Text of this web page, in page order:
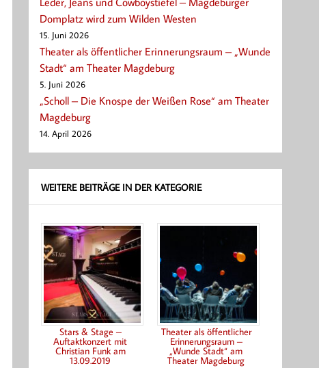
Domplatz wird zum Wilden Westen
15. Juni 2026
Theater als öffentlicher Erinnerungsraum – „Wunde
Stadt“ am Theater Magdeburg
5. Juni 2026
„Scholl – Die Knospe der Weißen Rose“ am Theater
Magdeburg
14. April 2026
WEITERE BEITRÄGE IN DER KATEGORIE
Stars & Stage –
Auftaktkonzert mit
Christian Funk am
13.09.2019
Theater als öffentlicher
Erinnerungsraum –
„Wunde Stadt“ am
Theater Magdeburg